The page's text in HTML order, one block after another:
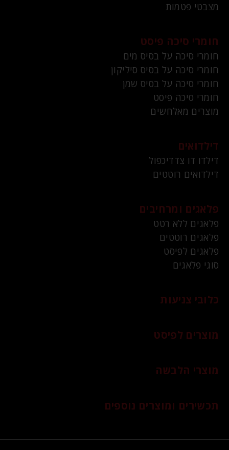
מצבטי פטמות
חומרי סיכה פיסט
חומרי סיכה על בסיס מים
חומרי סיכה על בסיס סיליקון
חומרי סיכה על בסיס שמן
חומרי סיכה פיסט
מוצרים מאלחשים
דילדואים
דילדו דו צדדיכפול
דילדואים רוטטים
פלאגים ומרחיבים
פלאגים ללא רטט
פלאגים רוטטים
פלאגים לפיסט
סוגי פלאגים
כלובי צניעות
מוצרים לפיסט
מוצרי הלבשה
תכשירים ומוצרים נוספים